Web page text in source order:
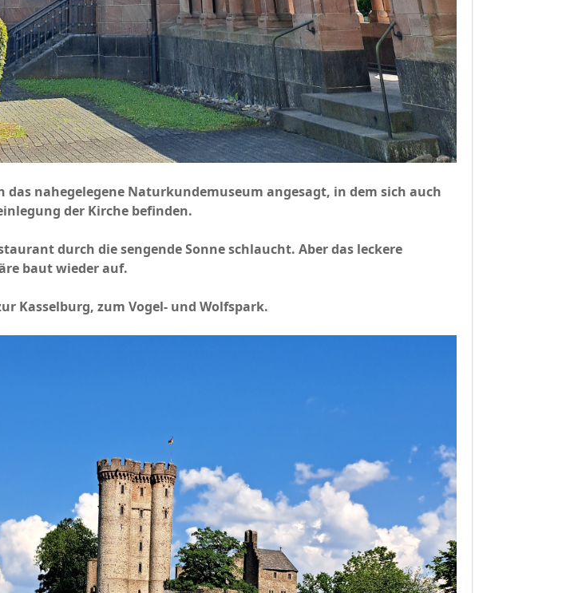
nahegelegene Naturkundemuseum angesagt, in dem sich auch
der Kirche befinden.
durch die sengende Sonne schlaucht. Aber das leckere
baut wieder auf.
Kasselburg, zum Vogel- und Wolfspark.